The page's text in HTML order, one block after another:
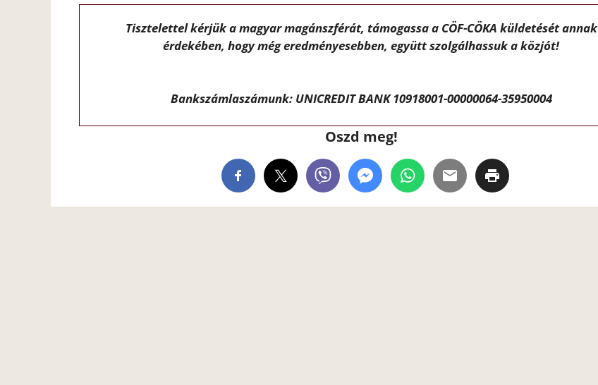
Tisztelettel kérjük a magyar magánszférát, támogassa a CÖF-CÖKA küldetését annak
érdekében, hogy még eredményesebben, együtt szolgálhassuk a közjót!
Bankszámlaszámunk: UNICREDIT BANK 10918001-00000064-35950004
Oszd meg!